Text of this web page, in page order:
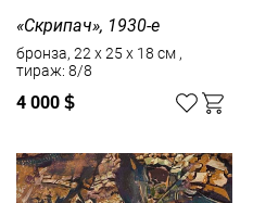
«Скрипач», 1930-е
бронза, 22 х 25 х 18 см ,
тираж: 8/8
4 000 $